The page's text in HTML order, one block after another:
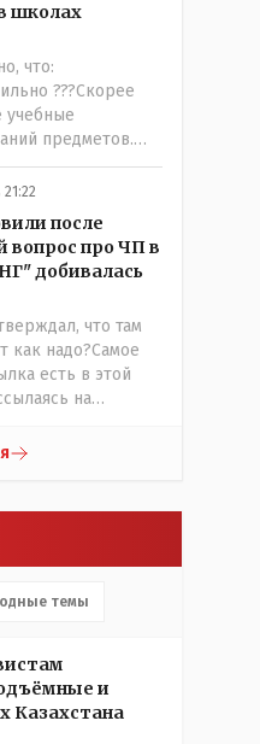
спешно
и
режим на
- информация до
после
школах
что:
???Скорее
учебные
предметов.
после
вопрос про ЧП в
добивалась
что там
как надо?Самое
есть в этой
на
помещениях,
в каждой
питьевой и
в это лето.
Вы считаете
темы
и
Казахстана